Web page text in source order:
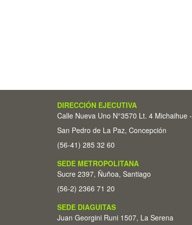
DIRECCIÓN EJECUTIVA
Calle Nueva Uno N°3570 Lt. 4 Michaihue -
San Pedro de La Paz, Concepción
(56-41) 285 32 60
SEDE METROPOLITANA
Sucre 2397, Ñuñoa, Santiago
(56-2) 2366 71 20
SEDE DIAGUITAS
Juan Georgini Runi 1507, La Serena